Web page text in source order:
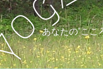
あなたの“ここ